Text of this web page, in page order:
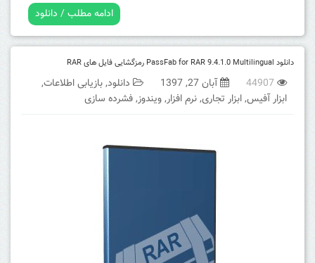
ادامه مطلب / دانلود
دانلود PassFab for RAR 9.4.1.0 Multilingual رمزگشایی فایل های RAR
44907 آبان 27, 1397 دانلود,بازیابی اطلاعات,
ابزار آفیس,ابزار تجاری,نرم افزار,ویندوز,فشرده سازی